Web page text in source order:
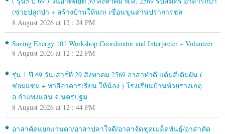
(ช่วยปลูกป่า + สร้างบ้านให้นก) เขื่อนขุนด่านปราการชล
8 August 2026 at 12 : 24 PM
Saving Energy 101 Workshop Coordinator and Interpreter – Volunteer
8 August 2026 at 12 : 22 PM
รุ่น 1 ปี 69 วันเสาร์ที่ 29 สิงหาคม 2569 อาสาทำดี แต้มสีเติมฝัน (
ซ่อมแซม + ทาสีอาคารเรียน ให้น้อง ) โรงเรียนบ้านห้วยรางเกตุ
อ.กำแพงแสน จ.นครปฐม
8 August 2026 at 12 : 44 PM
อาสาคัดแยกแว่นตา/อาสาปลาใจดี/อาสาจัดชุดเมล็ดพันธุ์/อาสาคัด